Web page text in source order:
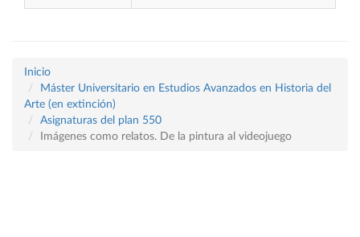
Inicio
Máster Universitario en Estudios Avanzados en Historia del
Arte (en extinción)
Asignaturas del plan 550
Imágenes como relatos. De la pintura al videojuego